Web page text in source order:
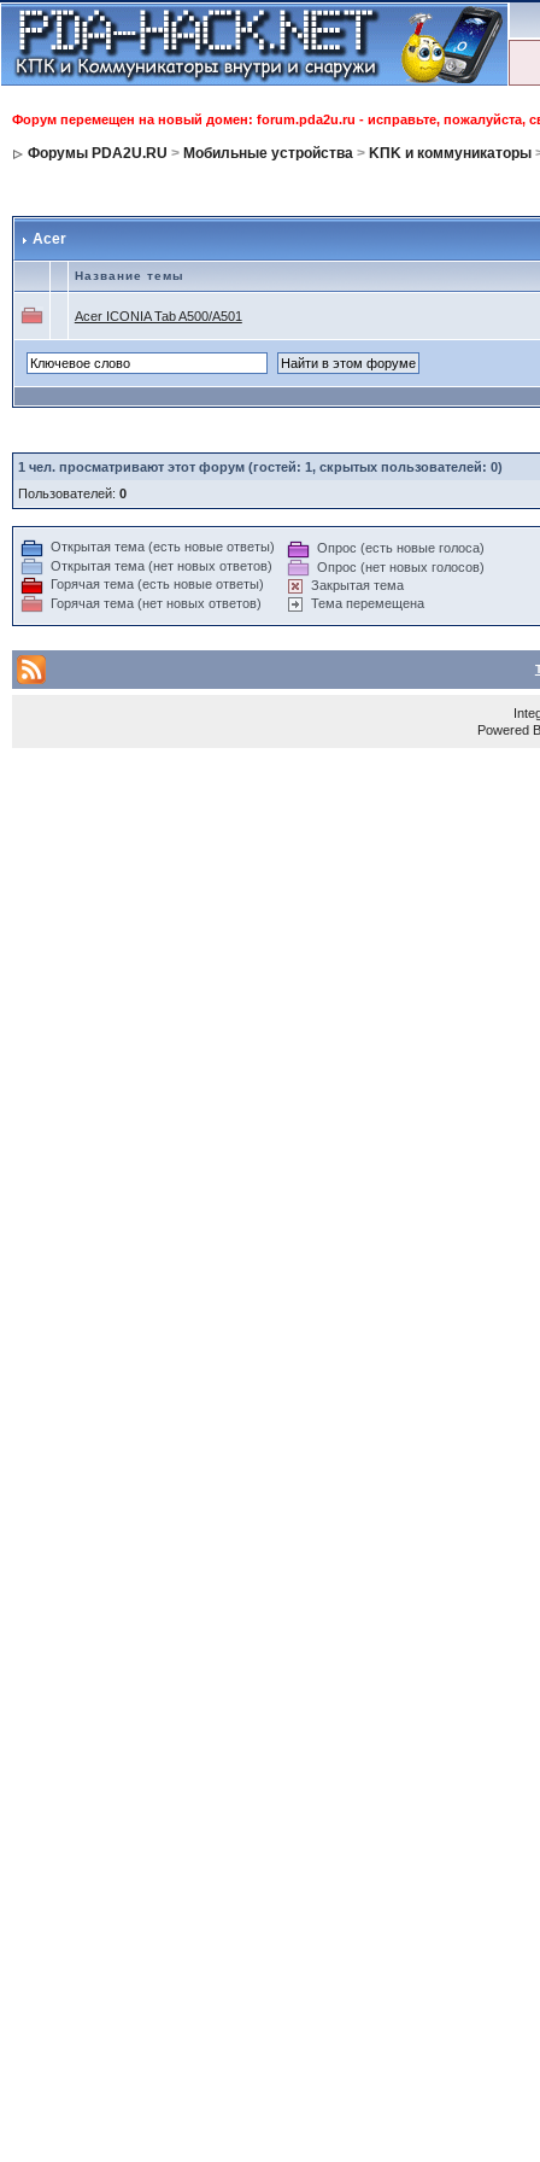
Форум перемещен на новый домен: forum.pda2u.ru - исправьте, пожалуйста,
Форумы PDA2U.RU > Мобильные устройства> KПK и коммуникаторы
Acer
Название темы
Acer ICONIA Tab A500/A501
1 чел. просматривают этот форум (гостей: 1, скрытых пользователей: 0)
Пользователей: 0
Открытая тема (есть новые ответы)
Открытая тема (нет новых ответов)
Горячая тема (есть новые ответы)
Горячая тема (нет новых ответов)
Опрос (есть новые голоса)
Опрос (нет новых голосов)
Закрытая тема
Тема перемещена
Powered